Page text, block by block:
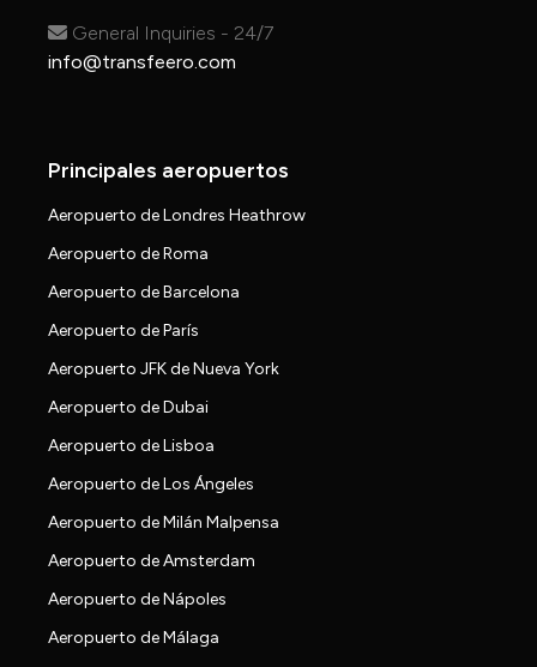
General Inquiries - 24/7
info@transfeero.com
Principales aeropuertos
Aeropuerto de Londres Heathrow
Aeropuerto de Roma
Aeropuerto de Barcelona
Aeropuerto de París
Aeropuerto JFK de Nueva York
Aeropuerto de Dubai
Aeropuerto de Lisboa
Aeropuerto de Los Ángeles
Aeropuerto de Milán Malpensa
Aeropuerto de Amsterdam
Aeropuerto de Nápoles
Aeropuerto de Málaga